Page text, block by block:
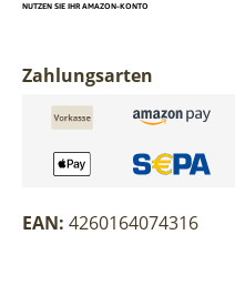
Zahlungsarten
EAN: 4260164074316